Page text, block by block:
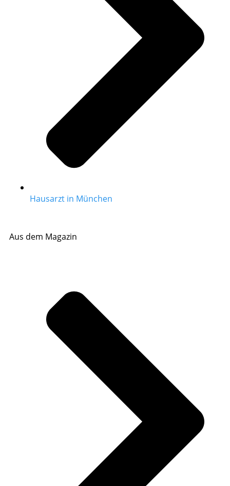
Hausarzt in München
Aus dem Magazin